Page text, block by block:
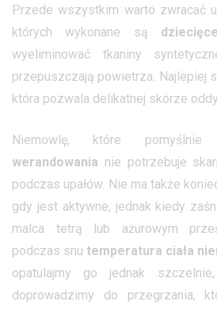
Przede wszystkim warto zwracać
których wykonane są
wyeliminować tkaniny
przepuszczają powietrza. Najlepiej
która pozwala delikatnej skórze
Niemowlę, które
werandowania nie potrzebuje
podczas upałów. Nie ma także
gdy jest aktywne, jednak kiedy
malca tetrą lub ażurowym
podczas snu temperatura ciała
opatulajmy go jednak
doprowadzimy do przegrzania,